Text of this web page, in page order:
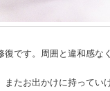
です。周囲と違和感な
たお出かけに持ってい